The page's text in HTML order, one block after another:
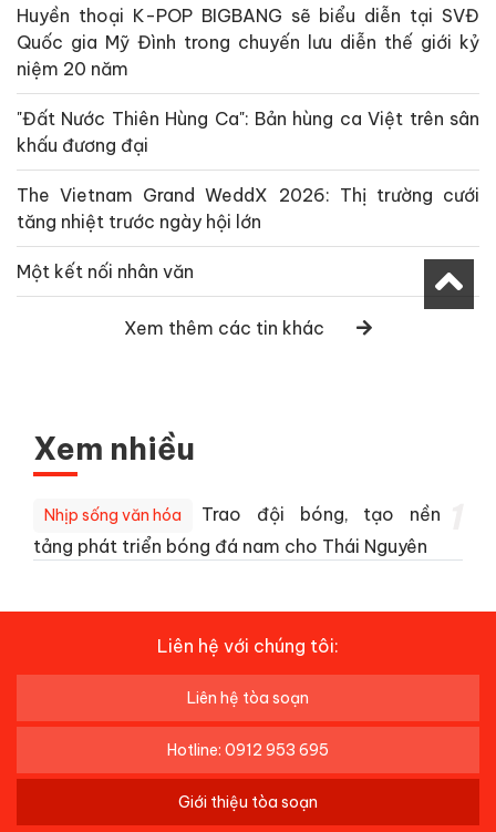
Huyền thoại K-POP BIGBANG sẽ biểu diễn tại SVĐ
Quốc gia Mỹ Đình trong chuyến lưu diễn thế giới kỷ
niệm 20 năm
"Đất Nước Thiên Hùng Ca": Bản hùng ca Việt trên sân
khấu đương đại
The Vietnam Grand WeddX 2026: Thị trường cưới
tăng nhiệt trước ngày hội lớn
Một kết nối nhân văn
Xem thêm các tin khác
Xem nhiều
Nhịp sống văn hóa
Trao đội bóng, tạo nền
tảng phát triển bóng đá nam cho Thái Nguyên
Liên hệ với chúng tôi:
Liên hệ tòa soạn
Hotline: 0912 953 695
Giới thiệu tòa soạn